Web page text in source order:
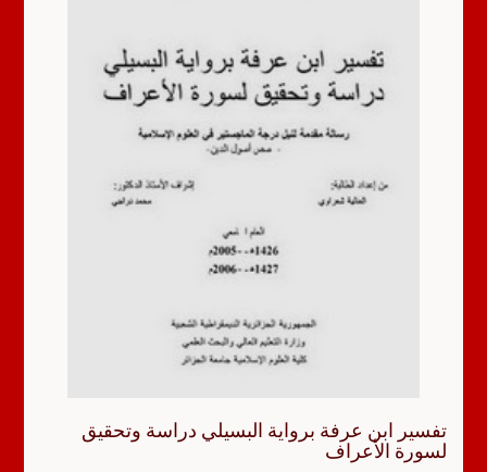
تفسير ابن عرفة برواية البسيلي دراسة وتحقيق
لسورة الأعراف